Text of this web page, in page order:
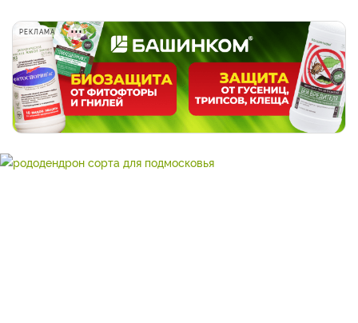
РЕКЛАМА